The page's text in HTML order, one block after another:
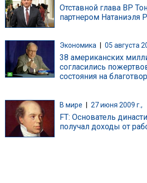
Отставной глава BP
партнером Натаниэля
Экономика 05 августа
38 американских
согласились
состояния на
В мире | 27 июня 2009 г.,
FT: Основатель
получал доходы от